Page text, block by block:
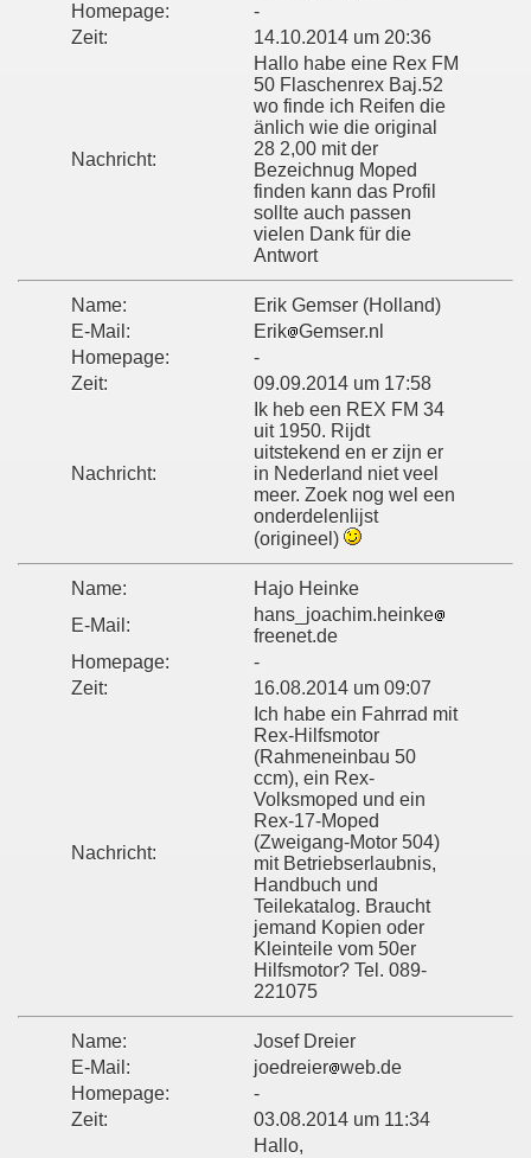
Homepage:
-
Zeit:
14.10.2014 um 20:36
Nachricht:
Hallo habe eine Rex FM
50 Flaschenrex Baj.52
wo finde ich Reifen die
änlich wie die original
28 2,00 mit der
Bezeichnug Moped
finden kann das Profil
sollte auch passen
vielen Dank für die
Antwort
Name:
Erik Gemser (Holland)
E-Mail:
Erik Gemser.nl
Homepage:
-
Zeit:
09.09.2014 um 17:58
Nachricht:
Ik heb een REX FM 34
uit 1950. Rijdt
uitstekend en er zijn er
in Nederland niet veel
meer. Zoek nog wel een
onderdelenlijst
(origineel)
Name:
Hajo Heinke
E-Mail:
hans_joachim.heinke
freenet.de
Homepage:
-
Zeit:
16.08.2014 um 09:07
Nachricht:
Ich habe ein Fahrrad mit
Rex-Hilfsmotor
(Rahmeneinbau 50
ccm), ein Rex-
Volksmoped und ein
Rex-17-Moped
(Zweigang-Motor 504)
mit Betriebserlaubnis,
Handbuch und
Teilekatalog. Braucht
jemand Kopien oder
Kleinteile vom 50er
Hilfsmotor? Tel. 089-
221075
Name:
Josef Dreier
E-Mail:
joedreier web.de
Homepage:
-
Zeit:
03.08.2014 um 11:34
Hallo,